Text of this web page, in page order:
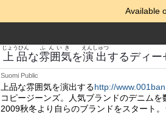
Available
上品
じょうひん
な雰囲気
ふんいき
を演出
えんしゅつ
するディー
Suomi Public
上品な雰囲気を演出するhttp://
コピージーンズ。人気ブランドのデニムを
2009秋冬より自らのブランドをスタート